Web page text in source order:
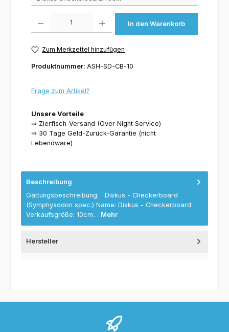
In den Warenkorb
Zum Merkzettel hinzufügen
Produktnummer: ASH-SD-CB-10
Frage zum Artikel?
Unsere Vorteile
⇒ Zierfisch-Versand (Over Night Service)
⇒ 30 Tage Geld-Zurück-Garantie (nicht
Lebendware)
Beschreibung
Gattungsbeschreibung: Diskus - Checkerboard
(Symphysodon spec.) Name: Diskus - Checkerboard
Verkaufsgröße: 10cm… Mehr
Hersteller